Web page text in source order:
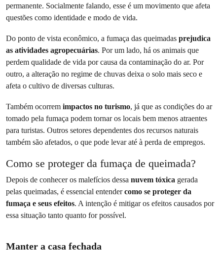
permanente. Socialmente falando, esse é um movimento que afeta
questões como identidade e modo de vida.
Do ponto de vista econômico, a fumaça das queimadas prejudica
as atividades agropecuárias. Por um lado, há os animais que
perdem qualidade de vida por causa da contaminação do ar. Por
outro, a alteração no regime de chuvas deixa o solo mais seco e
afeta o cultivo de diversas culturas.
Também ocorrem impactos no turismo, já que as condições do ar
tomado pela fumaça podem tornar os locais bem menos atraentes
para turistas. Outros setores dependentes dos recursos naturais
também são afetados, o que pode levar até à perda de empregos.
Como se proteger da fumaça de queimada?
Depois de conhecer os malefícios dessa nuvem tóxica gerada
pelas queimadas, é essencial entendercomo se proteger da
fumaça e seus efeitos. A intenção é mitigar os efeitos causados por
essa situação tanto quanto for possível.
Manter a casa fechada